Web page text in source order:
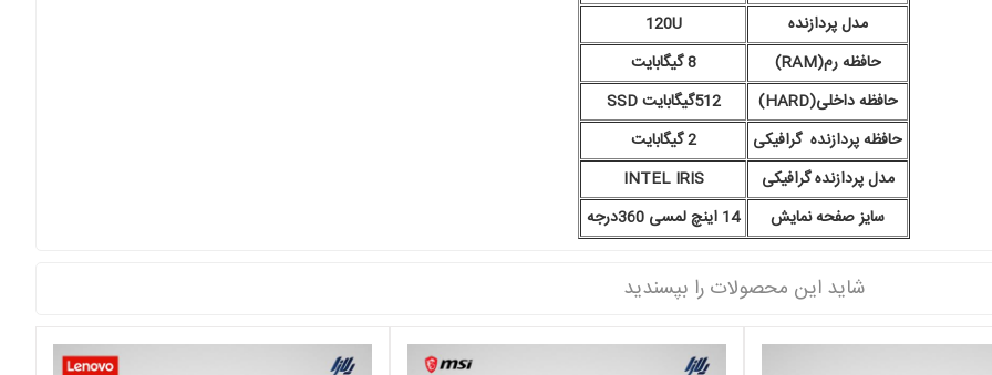
مدل پردازنده
120U
حافظه رم(RAM)
8 گیگابایت
حافظه داخلی(HARD)
512گیگابایت SSD
حافظه پردازنده گرافیکی
2 گیگابایت
مدل پردازنده گرافیکی
INTEL IRIS
سایز صفحه نمایش
14 اینچ لمسی 360درجه
شاید این محصولات را بپسندید